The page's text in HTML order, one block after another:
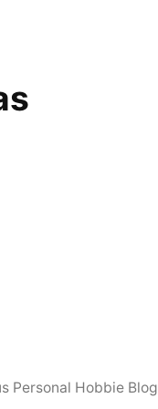
Personal Hobbie Blog